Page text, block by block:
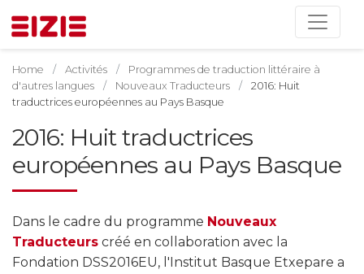
Home Activités
Programmes de traduction littéraire à
d'autres langues
Nouveaux Traducteurs
2016: Huit
traductrices européennes au Pays Basque
2016: Huit traductrices
européennes au Pays Basque
Dans le cadre du programme Nouveaux
Traducteurs créé en collaboration avec la
Fondation DSS2016EU, l'Institut Basque Etxepare a